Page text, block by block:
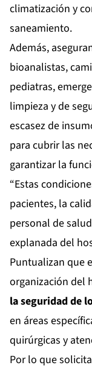
climatización y
saneamiento.
Además,
bioanalistas,
pediatras,
limpieza y de
escasez de
para cubrir las
garantizar la
“Estas
pacientes, la
personal de
explanada del
Puntualizan que
organización del
la seguridad de
en áreas
quirúrgicas y
Por lo que